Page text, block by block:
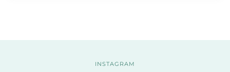
INSTAGRAM